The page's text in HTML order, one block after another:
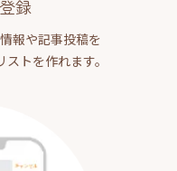
録
報や記事投稿を
トを作れます。